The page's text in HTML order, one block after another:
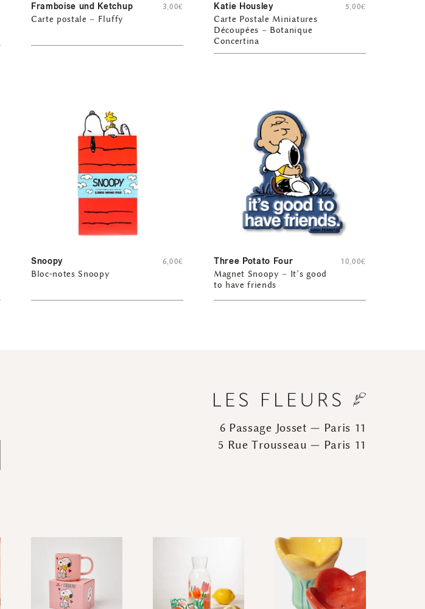
Framboise und Ketchup
Carte postale – Fluffy
3,00€ Katie Housley
Carte Postale Miniatures
Découpées – Botanique
Concertina
5,00€
Snoopy
Bloc-notes Snoopy
6,00€ Three Potato Four
Magnet Snoopy – It’s good
to have friends
10,00€
6 Passage Josset — Paris 11
5 Rue Trousseau — Paris 11